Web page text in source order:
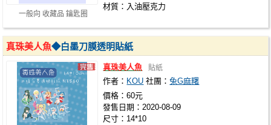
一般向 收藏品 鑰匙圈
材質：入油壓克力
真珠美人魚◆白墨刀膜透明貼紙
真珠美人魚 貼紙
作者： KOU 社團：兔G麻糬
價格：60元
發售日期：2020-08-09
尺寸：14*10